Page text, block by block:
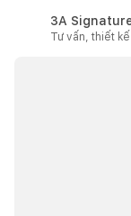
3A
Tư vấn, thiết